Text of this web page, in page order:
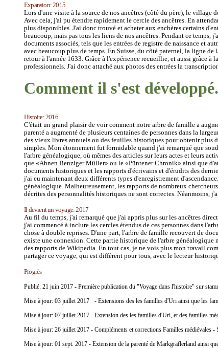
Expansion: 2015
Lors d'une visite à la source de nos ancêtres (côté du père), le
Avec cela, j'ai pu étendre rapidement le cercle des ancêtres. En
plus disponibles. J'ai donc trouvé et acheter aux enchères certains
beaucoup, mais pas tous les liens de nos ancêtres. Pendant ce
documents associés, tels que les entrées de registre de naissance et
avec beaucoup plus de temps. En Suisse, du côté paternel, la ligne
retour à l'année 1633. Grâce à l'expérience recueillie, et aussi grâce
professionnels. J'ai donc attaché aux photos des entrées la
Comment il s'est
Histoire: 2016
C'était un grand plaisir de voir comment notre arbre de famille a
parenté a augmenté de plusieurs centaines de personnes dans la
des vieux livres annuels ou des feuilles historiques pour obtenir plus
simples. Mon étonnement fut formidable quand j'ai remarqué que
l'arbre généalogique, où mêmes des articles sur leurs actes et leurs
que «Ahnen Benziger Müller» ou le «Püntener Chronik» ainsi que
documents historiques et les rapports d'écrivains et d'érudits des
j'ai eu maintenant deux différents types d'enregistrement
généalogique. Malheureusement, les rapports de nombreux
décrites des personnalités historiques ne sont correctes. Néanmoins,
Il devient un voyage: 2017
Au fil du temps, j'ai remarqué que j'ai appris plus sur les ancêtres
j'ai commencé à inclure les cercles étendus de ces personnes dans
chose à double reprises. D'une part, l'arbre de famille recouvert de
existe une connexion. Cette partie historique de l'arbre généalogique
des rapports de Wikipedia. En tout cas, je ne vois plus mon travail
partager ce voyage, qui est différent pour tous, avec le lecteur
Progrès
Publié: 21 juin 2017 - Première publication du "Voyage dans l'histoire" sur
Mise à jour: 03 juillet 2017 - Extensions des les familles d'Uri ainsi que les
Mise à jour: 07 juillet 2017 - Extension des les familles d'Uri, et des familles
Mise à jour: 26 juillet 2017 - Compléments et corrections Familles médiévales -
Mise à jour: 01 sept. 2017 - Extension de la parenté de Markgräflerland ainsi